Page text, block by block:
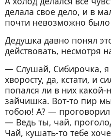
делала свое дело, и в
почти невозможно было
Дедушка давно понял
действовать, несмотря
— Слушай, Сибирочка, я
хворосту, да, кстати, и
попался ли в них
зайчишка. Вот-то пир
тобою! А? — проговорил
— Ведь ты, чай,
Чай, кушать-то тебе